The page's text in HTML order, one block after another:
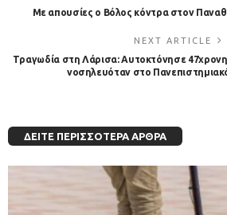
Με απουσίες ο Βόλος κόντρα στον
NEXT ARTICLE
Tραγωδία στη Λάρισα: Αυτοκτόνησε
νοσηλευόταν στο
ΔΕΊΤΕ ΠΕΡΙΣΣΌΤΕΡΑ ΆΡΘΡΑ